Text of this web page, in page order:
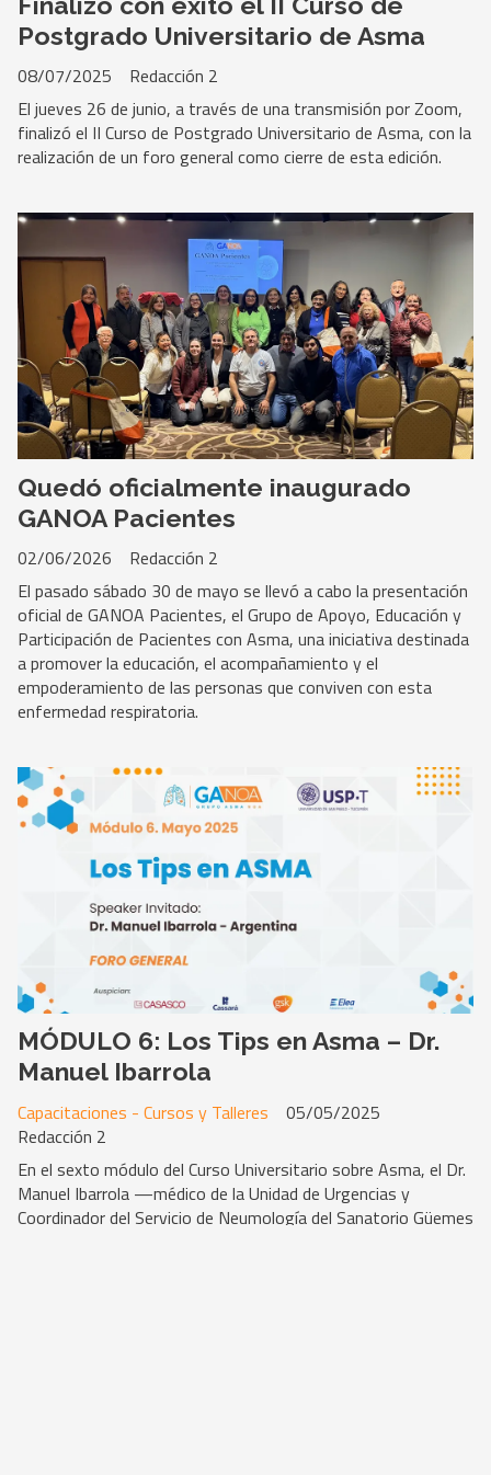
Postgrado Universitario de Asma
Redacción 2
08/07/2025
El jueves 26 de junio, a través de una transmisión por Zoom,
finalizó el II Curso de Postgrado Universitario de Asma, con la
realización de un foro general como cierre de esta edición.
Quedó oficialmente inaugurado
GANOA Pacientes
Redacción 2
02/06/2026
El pasado sábado 30 de mayo se llevó a cabo la presentación
oficial de GANOA Pacientes, el Grupo de Apoyo, Educación y
Participación de Pacientes con Asma, una iniciativa destinada
a promover la educación, el acompañamiento y el
empoderamiento de las personas que conviven con esta
enfermedad respiratoria.
MÓDULO 6: Los Tips en Asma – Dr.
Manuel Ibarrola
Redacción 2
Capacitaciones - Cursos y Talleres 05/05/2025
En el sexto módulo del Curso Universitario sobre Asma, el Dr.
Manuel Ibarrola —médico de la Unidad de Urgencias y
Coordinador del Servicio de Neumología del Sanatorio Güemes